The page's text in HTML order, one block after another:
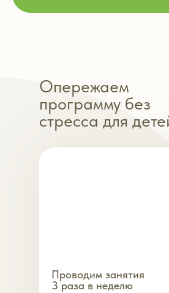
Опережаем
программу без
стресса для
Проводим занятия
3 раза в неделю